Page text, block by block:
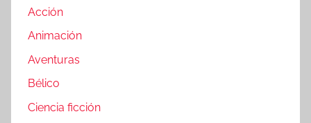
Acción
Animación
Aventuras
Bélico
Ciencia ficción